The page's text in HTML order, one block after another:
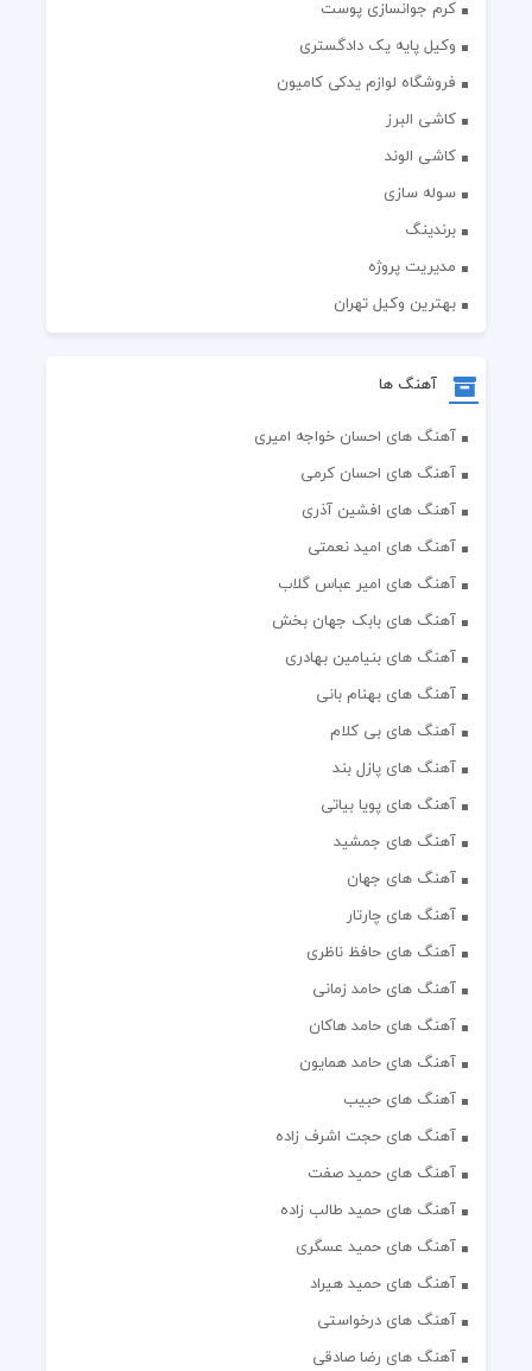
کرم جوانسازی پوست
وکیل پایه یک دادگستری
فروشگاه لوازم یدکی کامیون
کاشی البرز
کاشی الوند
سوله سازی
برندینگ
مدیریت پروژه
بهترین وکیل تهران
آهنگ ها
آهنگ های احسان خواجه امیری
آهنگ های احسان کرمی
آهنگ های افشین آذری
آهنگ های امید نعمتی
آهنگ های امیر عباس گلاب
آهنگ های بابک جهان بخش
آهنگ های بنیامین بهادری
آهنگ های بهنام بانی
آهنگ های بی کلام
آهنگ های پازل بند
آهنگ های پویا بیاتی
آهنگ های جمشید
آهنگ های جهان
آهنگ های چارتار
آهنگ های حافظ ناظری
آهنگ های حامد زمانی
آهنگ های حامد هاکان
آهنگ های حامد همایون
آهنگ های حبیب
آهنگ های حجت اشرف زاده
آهنگ های حمید صفت
آهنگ های حمید طالب زاده
آهنگ های حمید عسگری
آهنگ های حمید هیراد
آهنگ های درخواستی
آهنگ های رضا صادقی